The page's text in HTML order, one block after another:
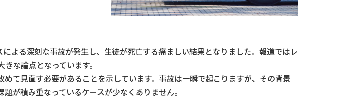
よる深刻な事故が発生し、生徒が死亡する痛ましい結果となりました。報道ではレ
な論点となっています。
て見直す必要があることを示しています。事故は一瞬で起こりますが、その背景
が積み重なっているケースが少なくありません。